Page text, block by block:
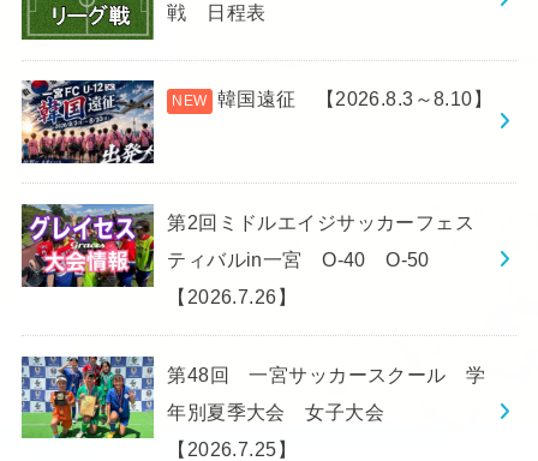
戦 日程表
韓国遠征 【2026.8.3～8.10】
第2回ミドルエイジサッカーフェス
ティバルin一宮 O-40 O-50
【2026.7.26】
第48回 一宮サッカースクール 学
年別夏季大会 女子大会
【2026.7.25】